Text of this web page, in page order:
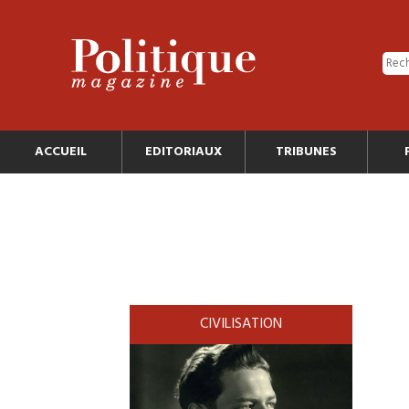
ACCUEIL EDITORIAUX TRIBUNES
CIVILISATION